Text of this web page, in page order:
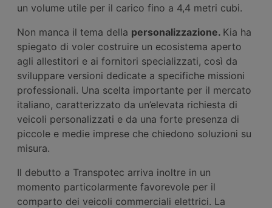
un volume utile per il carico fino a 4,4 metri cubi.
Non manca il tema della personalizzazione. Kia ha
spiegato di voler costruire un ecosistema aperto
agli allestitori e ai fornitori specializzati, così da
sviluppare versioni dedicate a specifiche missioni
professionali. Una scelta importante per il mercato
italiano, caratterizzato da un’elevata richiesta di
veicoli personalizzati e da una forte presenza di
piccole e medie imprese che chiedono soluzioni su
misura.
Il debutto a Transpotec arriva inoltre in un
momento particolarmente favorevole per il
comparto dei veicoli commerciali elettrici. La